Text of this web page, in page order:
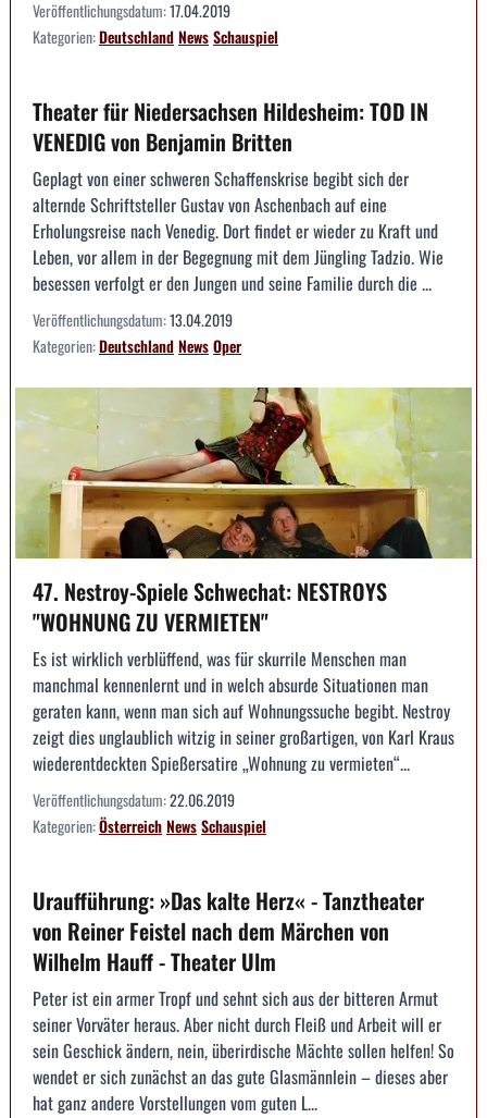
Veröffentlichungsdatum:17.04.2019
Kategorien:DeutschlandNewsSchauspiel
Theater für Niedersachsen Hildesheim: TOD IN
VENEDIG von Benjamin Britten
Geplagt von einer schweren Schaffenskrise begibt sich der
alternde Schriftsteller Gustav von Aschenbach auf eine
Erholungsreise nach Venedig. Dort findet er wieder zu Kraft und
Leben, vor allem in der Begegnung mit dem Jüngling Tadzio. Wie
besessen verfolgt er den Jungen und seine Familie durch die ...
Veröffentlichungsdatum:13.04.2019
Kategorien:DeutschlandNewsOper
47. Nestroy-Spiele Schwechat: NESTROYS
"WOHNUNG ZU VERMIETEN"
Es ist wirklich verblüffend, was für skurrile Menschen man
manchmal kennenlernt und in welch absurde Situationen man
geraten kann, wenn man sich auf Wohnungssuche begibt. Nestroy
zeigt dies unglaublich witzig in seiner großartigen, von Karl Kraus
wiederentdeckten Spießersatire „Wohnung zu vermieten“...
Veröffentlichungsdatum:22.06.2019
Kategorien:ÖsterreichNewsSchauspiel
Uraufführung: »Das kalte Herz« - Tanztheater
von Reiner Feistel nach dem Märchen von
Wilhelm Hauff - Theater Ulm
Peter ist ein armer Tropf und sehnt sich aus der bitteren Armut
seiner Vorväter heraus. Aber nicht durch Fleiß und Arbeit will er
sein Geschick ändern, nein, überirdische Mächte sollen helfen! So
wendet er sich zunächst an das gute Glasmännlein – dieses aber
hat ganz andere Vorstellungen vom guten L...